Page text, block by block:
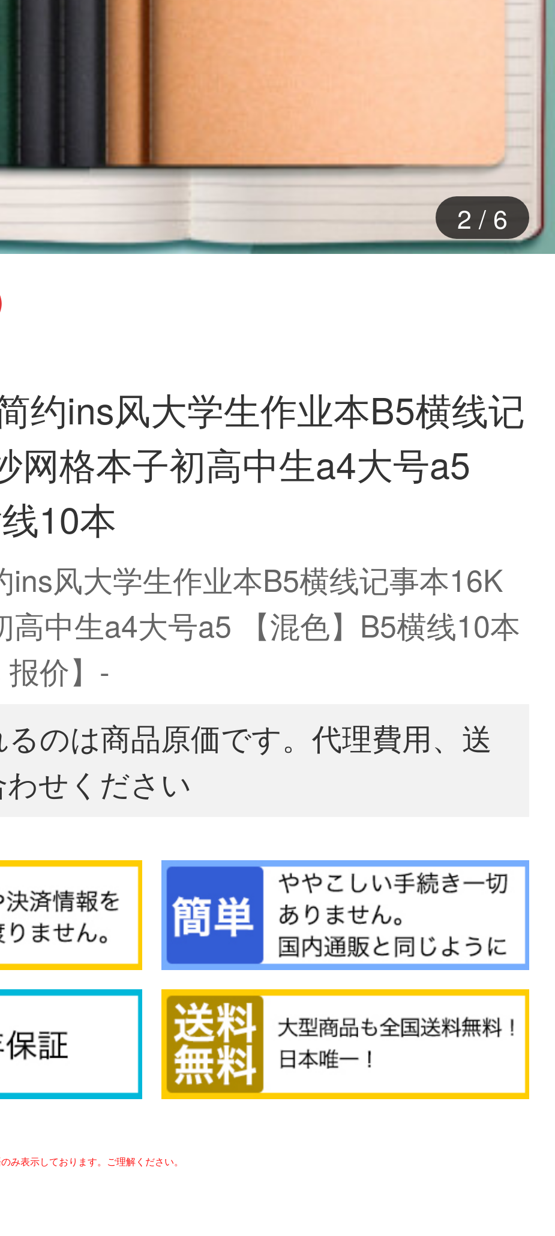
2 / 6
约ins风大学生作业本B5横线记
网格本子初高中生a4大号a5
10本
ins风大学生作业本B5横线记事本16K
高中生a4大号a5 【混色】B5横线10本
报价】-
のは商品原価です。代理費用、送
せください
み表示しております。ご理解ください。